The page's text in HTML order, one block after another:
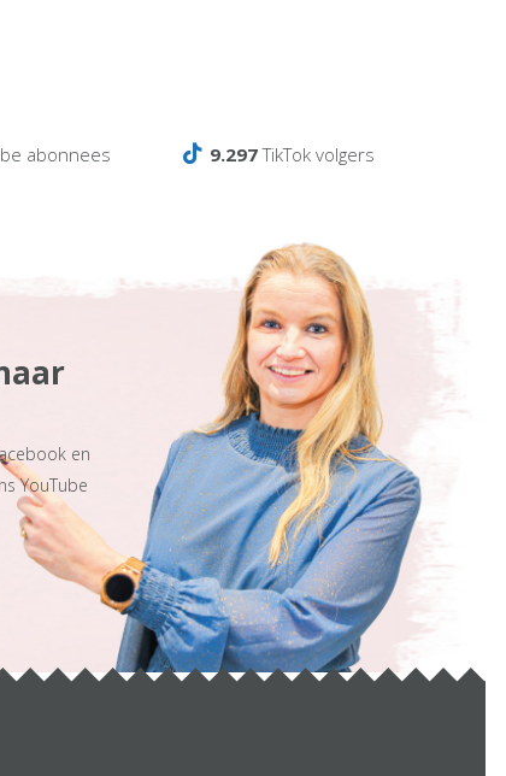
abonnees 9.297TikTok volgers
en
YouTube